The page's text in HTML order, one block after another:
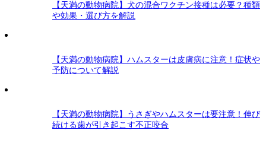
【天満の動物病院】犬の混合ワクチン接種は必要？種類
や効果・選び方を解説
【天満の動物病院】ハムスターは皮膚病に注意！症状や
予防について解説
【天満の動物病院】うさぎやハムスターは要注意！伸び
続ける歯が引き起こす不正咬合